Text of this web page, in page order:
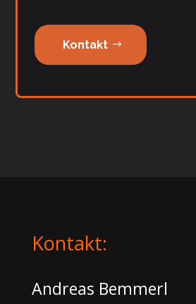
Kontakt
Kontakt:
Andreas Bemmerl